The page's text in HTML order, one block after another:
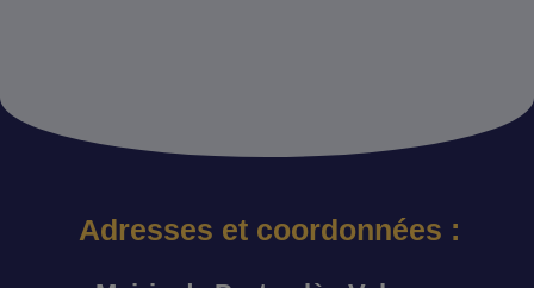
Adresses et coordonnées :